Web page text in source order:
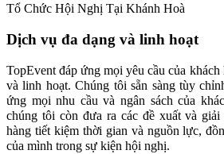
Tổ Chức Hội Nghị Tại Khánh Hoà
Dịch vụ đa dạng và linh hoạt
TopEvent đáp ứng mọi yêu cầu của
và linh hoạt. Chúng tôi sẵn sàng tùy
ứng mọi nhu cầu và ngân sách của
chúng tôi còn đưa ra các đề xuất và
hàng tiết kiệm thời gian và nguồn lực,
của mình trong sự kiện hội nghị.